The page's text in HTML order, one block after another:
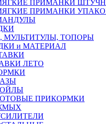
ПРИМАНКИ
ПРИМАНКИ
МУЛЬТИТУЛЫ, ТОПОРЫ
и МАТЕРИАЛ
ЛЕТО
ПРИКОРМКИ